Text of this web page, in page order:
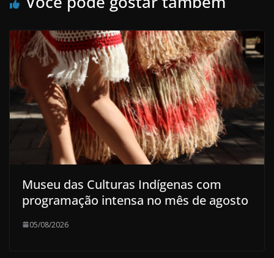
Museu das Culturas Indígenas com
programação intensa no mês de agosto
05/08/2026